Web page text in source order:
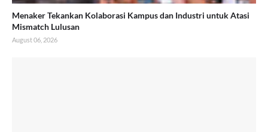
Menaker Tekankan Kolaborasi Kampus dan Industri untuk Atasi
Mismatch Lulusan
August 06, 2026